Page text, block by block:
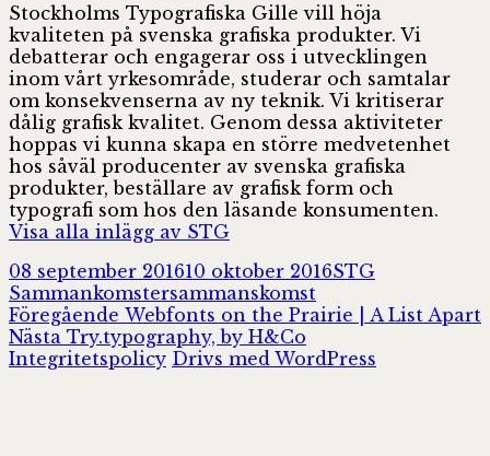
Stockholms Typografiska Gille vill höja
kvaliteten på svenska grafiska produkter. Vi
debatterar och engagerar oss i utvecklingen
inom vårt yrkesområde, studerar och samtalar
om konsekvenserna av ny teknik. Vi kritiserar
dålig grafisk kvalitet. Genom dessa aktiviteter
hoppas vi kunna skapa en större medvetenhet
hos såväl producenter av svenska grafiska
produkter, beställare av grafisk form och
typografi som hos den läsande konsumenten.
Visa alla inlägg av STG
Postat
08 september 201610 oktober 2016Författare
STGKategorier
SammankomsterTaggar
sammanskomst
Inläggsnavigering
Föregående Föregående
inlägg:
Webfonts on the Prairie | A List Apart
Nästa Nästa
inlägg:
Try.typography, by H&Co
Integritetspolicy Drivs med WordPress